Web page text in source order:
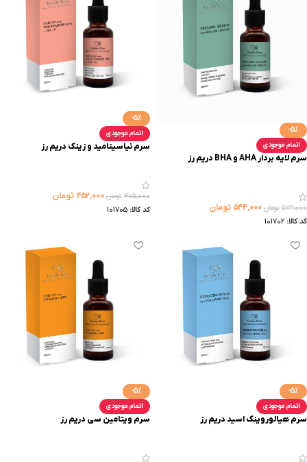
-5%
اتمام موجودی
سرم لایه بردار AHA و BHA دریم رز
۵۷۲,۰۰۰ تومان ۵۴۴,۰۰۰ تومان
کد کالا: 101702
-5%
اتمام موجودی
سرم نیاسینامید و زینک دریم رز
۴۷۵,۰۰۰ تومان ۴۵۲,۰۰۰ تومان
کد کالا: 101705
-5%
اتمام موجودی
سرم هیالوروینک اسید دریم رز
-5%
اتمام موجودی
سرم ویتامین سی دریم رز